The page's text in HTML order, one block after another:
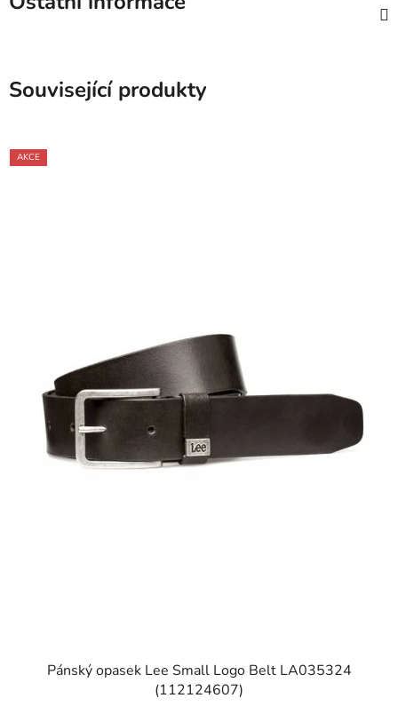
Související produkty
AKCE
Pánský opasek Lee Small Logo Belt LA035324
(112124607)